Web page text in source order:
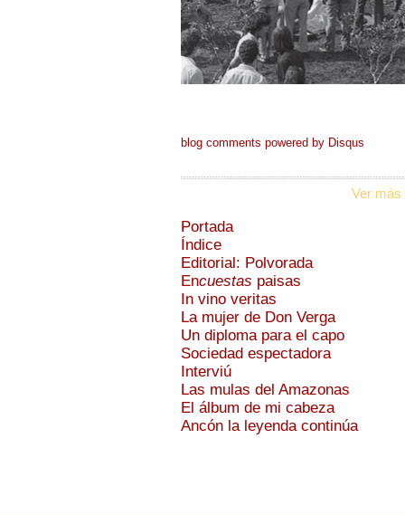
blog comments powered by Disqus
Ver más
Portada
Índice
Editorial: Polvorada
Encuestas paisas
In vino veritas
La mujer de Don Verga
Un diploma para el capo
Sociedad espectadora
Interviú
Las mulas del Amazonas
El álbum de mi cabeza
Ancón la leyenda continúa